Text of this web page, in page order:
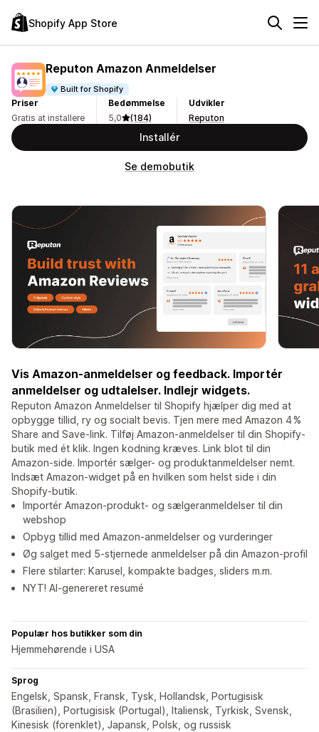
Shopify App Store
Reputon Amazon Anmeldelser
Built for Shopify
Priser
Gratis at installere
Bedømmelse
5,0
(184)
Udvikler
Reputon
Installér
Se demobutik
Vis Amazon-anmeldelser og feedback. Importér
anmeldelser og udtalelser. Indlejr widgets.
Reputon Amazon Anmeldelser til Shopify hjælper dig med at
opbygge tillid, ry og socialt bevis. Tjen mere med Amazon 4 %
Share and Save-link. Tilføj Amazon-anmeldelser til din Shopify-
butik med ét klik. Ingen kodning kræves. Link blot til din
Amazon-side. Importér sælger- og produktanmeldelser nemt.
Indsæt Amazon-widget på en hvilken som helst side i din
Shopify-butik.
Importér Amazon-produkt- og sælgeranmeldelser til din
webshop
Opbyg tillid med Amazon-anmeldelser og vurderinger
Øg salget med 5-stjernede anmeldelser på din Amazon-profil
Flere stilarter: Karusel, kompakte badges, sliders m.m.
NYT! AI-genereret resumé
Populær hos butikker som din
Hjemmehørende i USA
Sprog
Engelsk, Spansk, Fransk, Tysk, Hollandsk, Portugisisk
(Brasilien), Portugisisk (Portugal), Italiensk, Tyrkisk, Svensk,
Kinesisk (forenklet), Japansk, Polsk, og russisk